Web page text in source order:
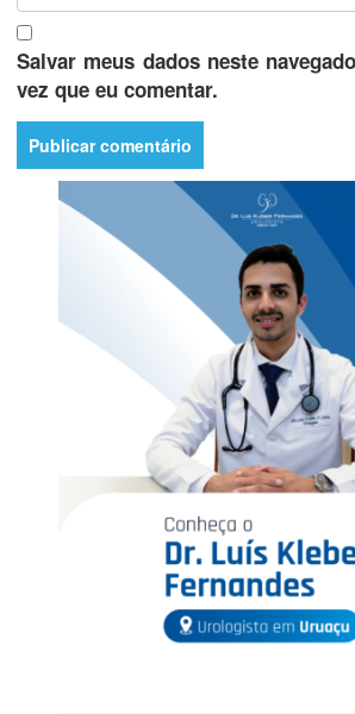
Salvar meus dados neste
vez que eu comentar.